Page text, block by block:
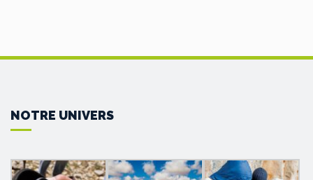
NOTRE UNIVERS